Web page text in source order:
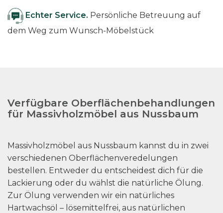
Echter Service. Persönliche Betreuung auf
dem Weg zum Wunsch-Möbelstück
Verfügbare Oberflächenbehandlungen
für Massivholzmöbel aus Nussbaum
Massivholzmöbel aus Nussbaum kannst du in zwei
verschiedenen Oberflächenveredelungen
bestellen. Entweder du entscheidest dich für die
Lackierung oder du wählst die natürliche Ölung.
Zur Ölung verwenden wir ein natürliches
Hartwachsöl – lösemittelfrei, aus natürlichen